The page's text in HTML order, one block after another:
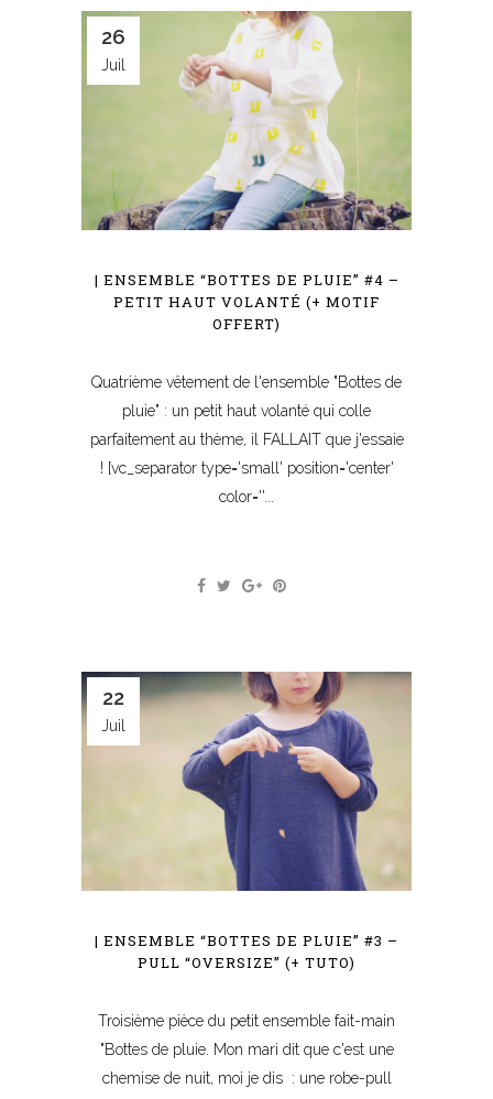
26
Juil
| ENSEMBLE “BOTTES DE PLUIE” #4 –
PETIT HAUT VOLANTÉ (+ MOTIF
OFFERT)
Quatrième vêtement de l'ensemble "Bottes de
pluie" : un petit haut volanté qui colle
parfaitement au thème, il FALLAIT que j'essaie
! [vc_separator type='small' position='center'
color=''...
22
Juil
| ENSEMBLE “BOTTES DE PLUIE” #3 –
PULL “OVERSIZE” (+ TUTO)
Troisième pièce du petit ensemble fait-main
"Bottes de pluie. Mon mari dit que c'est une
chemise de nuit, moi je dis : une robe-pull